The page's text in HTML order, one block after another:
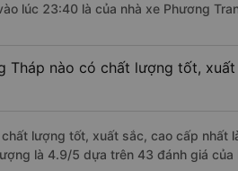
lúc 23:40 là của nhà xe Phương
Tháp nào có chất lượng tốt, xuất
lượng tốt, xuất sắc, cao cấp nhất
là 4.9/5 dựa trên 43 đánh giá của